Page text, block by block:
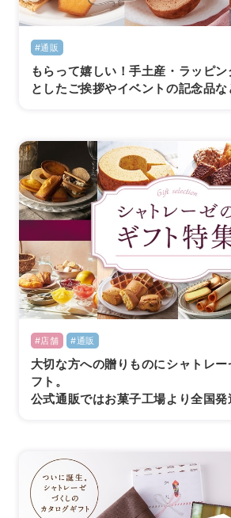
#通販
もらって嬉しい！手土産・ラッピ
としたご挨拶やイベントの記念品な
#店舗 #通販
大切な方への贈りものにシャトレ
フト。
公式通販ではお菓子工場より全国発